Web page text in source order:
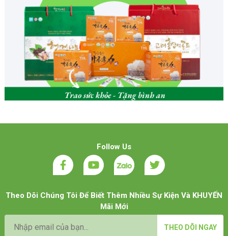
Follow Us
Theo Dõi Chúng Tôi Để Biết Thêm Nhiều Sự Kiện Và KHUYẾN
Mãi Mới
THEO DÕI NGAY